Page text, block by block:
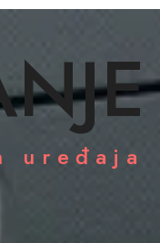
uređaja